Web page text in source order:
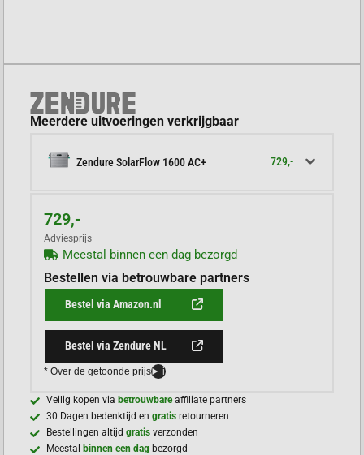
Meerdere uitvoeringen verkrijgbaar
Zendure SolarFlow 1600 AC+ 729,-
729,-
Adviesprijs
Meestal binnen een dag bezorgd
Bestellen via betrouwbare partners
Bestel via Amazon.nl
Bestel via Zendure NL
* Over de getoonde prijs i
Veilig kopen via betrouwbareaffiliate partners
30 Dagen bedenktijd engratis retourneren
Bestellingen altijdgratisverzonden
Meestal
binnen een dag bezorgd